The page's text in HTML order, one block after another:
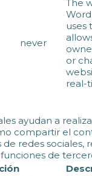
never
The
uses
or
real-
ayudan a
compartir el
redes sociales,
de